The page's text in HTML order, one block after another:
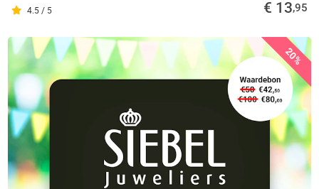
4.5 / 5 € 13,95
20%